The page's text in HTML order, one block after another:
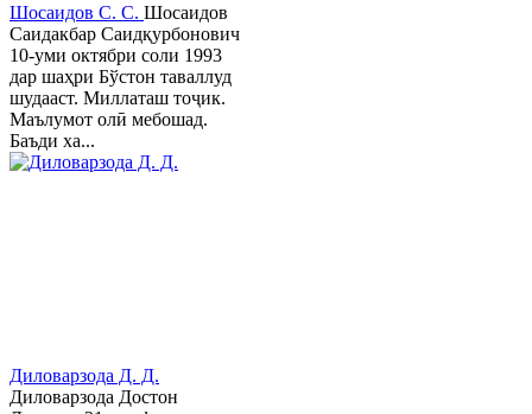
Шосаидов С. С. Шосаидов
Саидакбар Саидқурбонович
10-уми октябри соли 1993
дар шаҳри Бўстон таваллуд
шудааст. Миллаташ тоҷик.
Маълумот олӣ мебошад.
Баъди ха...
Диловарзода Д. Д.
Диловарзода Достон